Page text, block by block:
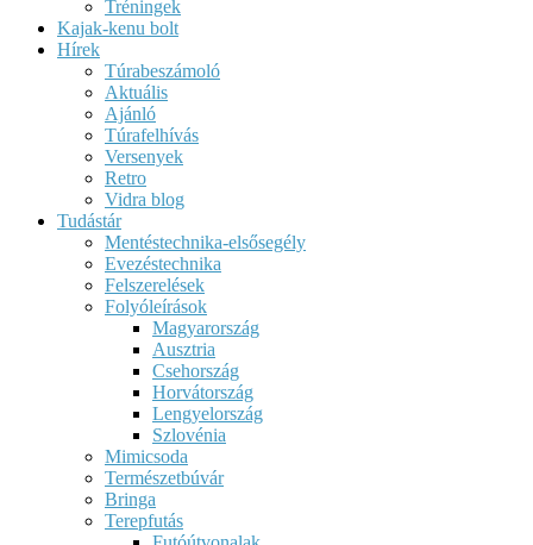
Tréningek
Kajak-kenu bolt
Hírek
Túrabeszámoló
Aktuális
Ajánló
Túrafelhívás
Versenyek
Retro
Vidra blog
Tudástár
Mentéstechnika-elsősegély
Evezéstechnika
Felszerelések
Folyóleírások
Magyarország
Ausztria
Csehország
Horvátország
Lengyelország
Szlovénia
Mimicsoda
Természetbúvár
Bringa
Terepfutás